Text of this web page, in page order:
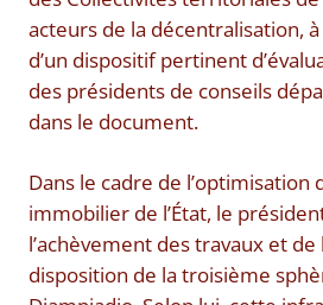
acteurs de la décentralisation,
d’un dispositif pertinent
des présidents de conseils
dans le document.
Dans le cadre de l’optimisation
immobilier de l’État, le
l’achèvement des travaux et de
disposition de la troisième